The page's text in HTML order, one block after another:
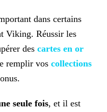
dans certains
Viking. Réussir les
des cartes en or
remplir vos collections
seule fois, et il est